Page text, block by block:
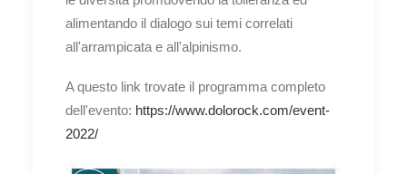
alimentando il dialogo sui temi correlati
all'arrampicata e all'alpinismo.
A questo link trovate il programma completo
dell'evento: https://www.dolorock.com/event-
2022/